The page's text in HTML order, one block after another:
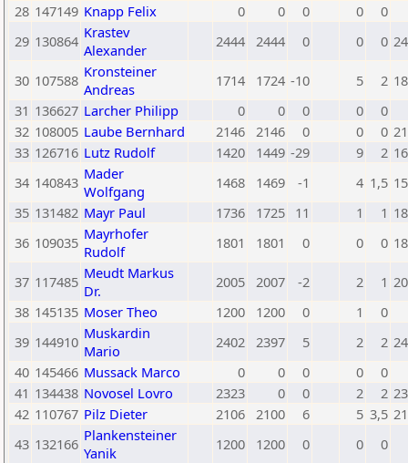
28 147149 Knapp Felix 0 0 0 0
0
29 130864 Krastev
Alexander
2444 2444 0 0 0
30 107588 Kronsteiner
Andreas
1714 1724 -10 5 2
31 136627 Larcher Philipp 0 0 0 0
0
32 108005 Laube Bernhard 2146 2146 0 0 0
33 126716 Lutz Rudolf 1420 1449 -29 9 2
34 140843 Mader
Wolfgang
1468 1469 -1 4 1,5
35 131482 Mayr Paul 1736 1725 11 1 1
36 109035 Mayrhofer
Rudolf
1801 1801 0 0 0
37 117485 Meudt Markus
Dr.
2005 2007 -2 2 1
38 145135 Moser Theo 1200 1200 0 1
0
39 144910 Muskardin
Mario
2402 2397 5 2 2
40 145466 Mussack Marco 0 0 0 0
0
41 134438 Novosel Lovro 2323 0 0 2 2
42 110767 Pilz Dieter 2106 2100 6 5 3,5
43 132166 Plankensteiner
Yanik
1200 1200 0 0
0